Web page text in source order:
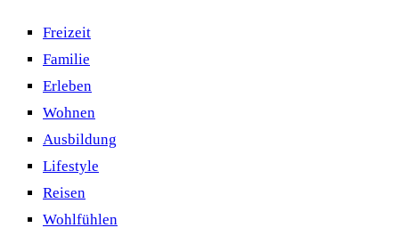
Freizeit
Familie
Erleben
Wohnen
Ausbildung
Lifestyle
Reisen
Wohlfühlen